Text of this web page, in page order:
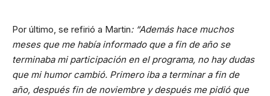
Por último, se refirió a Martin: “Además hace muchos
meses que me había informado que a fin de año se
terminaba mi participación en el programa, no hay dudas
que mi humor cambió. Primero iba a terminar a fin de
año, después fin de noviembre y después me pidió que